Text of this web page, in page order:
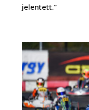
jelentett.”